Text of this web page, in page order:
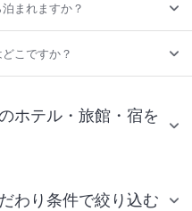
まれますか？
こですか？
ホテル・旅館・宿を
わり条件で絞り込む